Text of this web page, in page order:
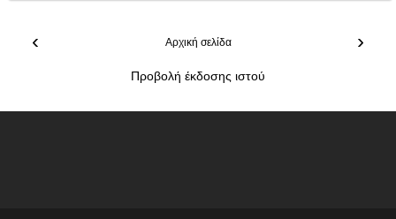
‹ ›
Αρχική σελίδα
Προβολή έκδοσης ιστού